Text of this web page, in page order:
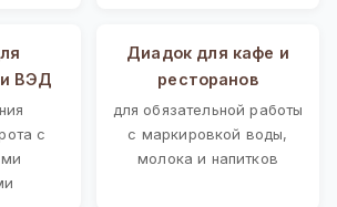
и ВЭД
с
Диадок для кафе и
ресторанов
для обязательной работы
с маркировкой воды,
молока и напитков